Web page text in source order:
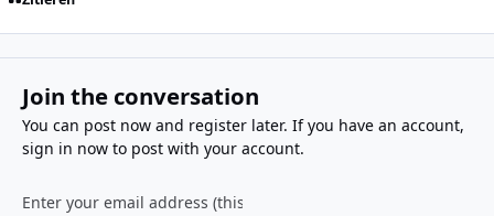
Join the conversation
You can post now and register later. If you have an account,
sign in nowto post with your account.